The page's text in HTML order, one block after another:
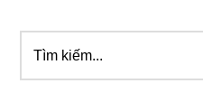
kiếm...